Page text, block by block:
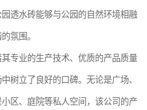
透水砖能够与公园的自然环境相融
氛围。
专业的生产技术、优质的产品质量
树立了良好的口碑。无论是广场、
区、庭院等私人空间，该公司的产